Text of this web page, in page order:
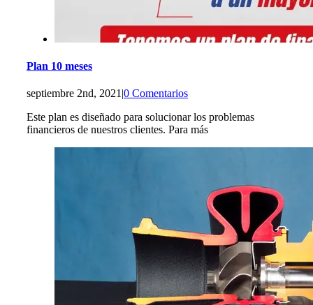
Plan 10 meses
septiembre 2nd, 2021 |0 Comentarios
Este plan es diseñado para solucionar los problemas
financieros de nuestros clientes. Para más